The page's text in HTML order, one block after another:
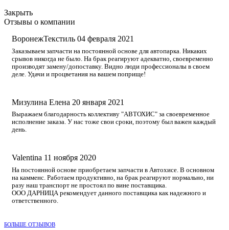
Закрыть
Отзывы о компании
ВоронежТекстиль 04 февраля 2021
Заказываем запчасти на постоянной основе для автопарка. Никаких
срывов никогда не было. На брак реагируют адекватно, своевременно
производят замену/допоставку. Видно люди профессионалы в своем
деле. Удачи и процветания на вашем поприще!
Мизулина Елена 20 января 2021
Выражаем благодарность коллективу "АВТОХИС" за своевременное
исполнение заказа. У нас тоже свои сроки, поэтому был важен каждый
день.
Valentina 11 ноября 2020
На постоянной основе приобретаем запчасти в Автохисе. В основном
на камменс. Работаем продуктивно, на брак реагируют нормально, ни
разу наш транспорт не простоял по вине поставщика.
ООО ДАРНИЦА рекомендует данного поставщика как надежного и
ответственного.
БОЛЬШЕ ОТЗЫВОВ